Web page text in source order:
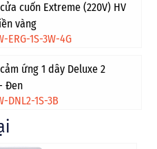
cuốn Extreme (220V) HV
vàng
ERG-1S-3W-4G
ứng 1 dây Deluxe 2
Đen
DNL2-1S-3B